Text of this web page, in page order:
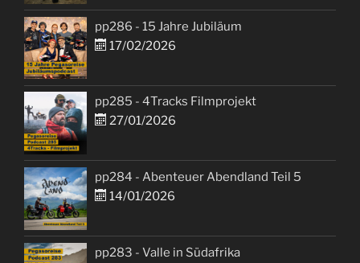
pp286 - 15 Jahre Jubiläum
17/02/2026
pp285 - 4Tracks Filmprojekt
27/01/2026
pp284 - Abenteuer Abendland Teil 5
14/01/2026
pp283 - Valle in Südafrika